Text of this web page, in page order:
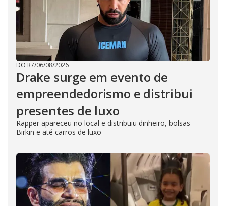
DO R7/06/08/2026
Drake surge em evento de
empreendedorismo e distribui
presentes de luxo
Rapper apareceu no local e distribuiu dinheiro, bolsas
Birkin e até carros de luxo